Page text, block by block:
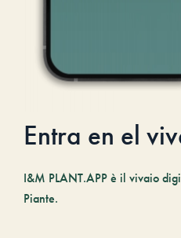
Entra en el
I&M PLANT.APP è il vivaio
Piante.